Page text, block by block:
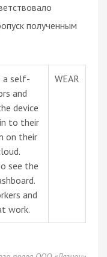
полученным
a self-
and
device
to their
on their
see the
and
work.
WEAR